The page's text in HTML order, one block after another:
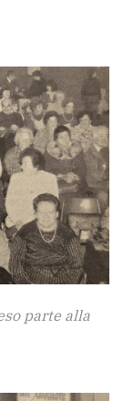
parte alla